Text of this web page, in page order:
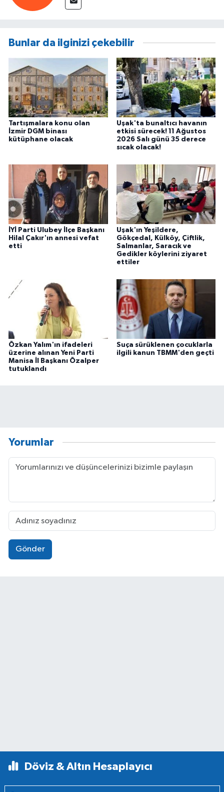
Bunlar da ilginizi çekebilir
Tartışmalara konu olan
İzmir DGM binası
kütüphane olacak
Uşak'ta bunaltıcı havanın
etkisi sürecek! 11 Ağustos
2026 Salı günü 35 derece
sıcak olacak!
İYİ Parti Ulubey İlçe Başkanı
Hilal Çakır'ın annesi vefat
etti
Uşak'ın Yeşildere,
Gökçedal, Külköy, Çiftlik,
Salmanlar, Saracık ve
Gedikler köylerini ziyaret
ettiler
Özkan Yalım'ın ifadeleri
üzerine alınan Yeni Parti
Manisa İl Başkanı Özalper
tutuklandı
Suça sürüklenen çocuklarla
ilgili kanun TBMM'den geçti
Yorumlar
Gönder
Döviz & Altın Hesaplayıcı